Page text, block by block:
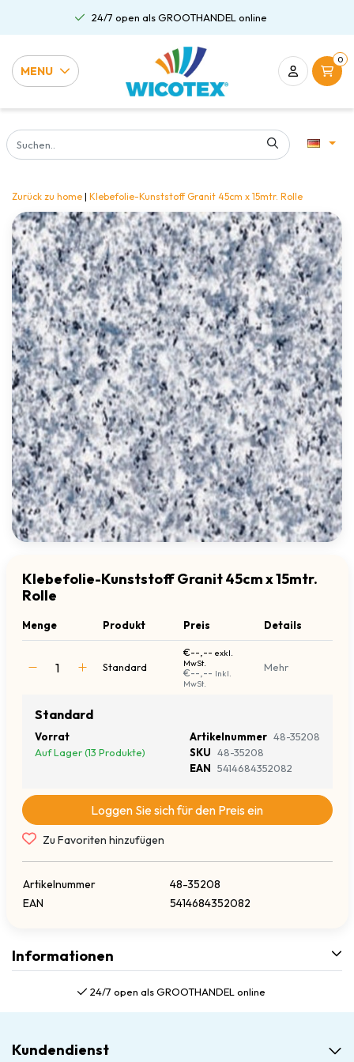
24/7 open als GROOTHANDEL online
MENU
0
Zurück zu home | Klebefolie-Kunststoff Granit 45cm x 15mtr. Rolle
Klebefolie-Kunststoff Granit 45cm x 15mtr.
Rolle
Menge Produkt Preis Details
Standard
€--,-- exkl.
MwSt.
€--,-- Inkl.
MwSt.
Mehr
Standard
Vorrat
Auf Lager (13 Produkte)
Artikelnummer 48-35208
SKU 48-35208
EAN 5414684352082
Loggen Sie sich für den Preis ein
Zu Favoriten hinzufügen
Artikelnummer
48-35208
EAN
5414684352082
Informationen
24/7 open als GROOTHANDEL online
Kundendienst